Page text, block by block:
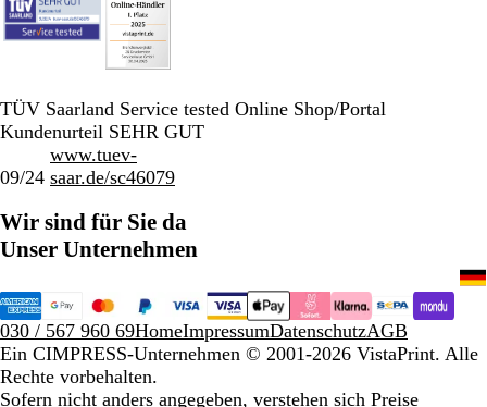
TÜV Saarland Service tested Online Shop/Portal
Kundenurteil SEHR GUT
09/24
www.tuev-
saar.de/sc46079
Wir sind für Sie da
Unser Unternehmen
030 / 567 960 69HomeImpressumDatenschutzAGB
Ein CIMPRESS-Unternehmen © 2001-2026 VistaPrint. Alle
Rechte vorbehalten.
Sofern nicht anders angegeben, verstehen sich Preise